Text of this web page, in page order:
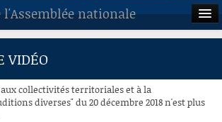
nationale
VIDÉO
collectivités territoriales et à la
diverses" du 20 décembre 2018 n'est plus